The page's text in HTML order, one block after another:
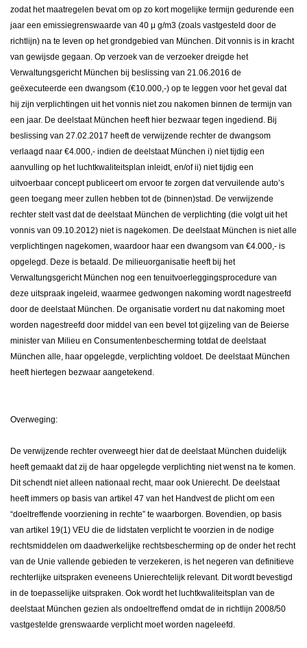
zodat het maatregelen bevat om op zo kort mogelijke termijn gedurende een
jaar een emissiegrenswaarde van 40 μ g/m3 (zoals vastgesteld door de
richtlijn) na te leven op het grondgebied van München. Dit vonnis is in kracht
van gewijsde gegaan. Op verzoek van de verzoeker dreigde het
Verwaltungsgericht München bij beslissing van 21.06.2016 de
geëxecuteerde een dwangsom (€10.000,-) op te leggen voor het geval dat
hij zijn verplichtingen uit het vonnis niet zou nakomen binnen de termijn van
een jaar. De deelstaat München heeft hier bezwaar tegen ingediend. Bij
beslissing van 27.02.2017 heeft de verwijzende rechter de dwangsom
verlaagd naar €4.000,- indien de deelstaat München i) niet tijdig een
aanvulling op het luchtkwaliteitsplan inleidt, en/of ii) niet tijdig een
uitvoerbaar concept publiceert om ervoor te zorgen dat vervuilende auto’s
geen toegang meer zullen hebben tot de (binnen)stad. De verwijzende
rechter stelt vast dat de deelstaat München de verplichting (die volgt uit het
vonnis van 09.10.2012) niet is nagekomen. De deelstaat München is niet alle
verplichtingen nagekomen, waardoor haar een dwangsom van €4.000,- is
opgelegd. Deze is betaald. De milieuorganisatie heeft bij het
Verwaltungsgericht München nog een tenuitvoerleggingsprocedure van
deze uitspraak ingeleid, waarmee gedwongen nakoming wordt nagestreefd
door de deelstaat München. De organisatie vordert nu dat nakoming moet
worden nagestreefd door middel van een bevel tot gijzeling van de Beierse
minister van Milieu en Consumentenbescherming totdat de deelstaat
München alle, haar opgelegde, verplichting voldoet. De deelstaat München
heeft hiertegen bezwaar aangetekend.
Overweging:
De verwijzende rechter overweegt hier dat de deelstaat München duidelijk
heeft gemaakt dat zij de haar opgelegde verplichting niet wenst na te komen.
Dit schendt niet alleen nationaal recht, maar ook Unierecht. De deelstaat
heeft immers op basis van artikel 47 van het Handvest de plicht om een
“doeltreffende voorziening in rechte” te waarborgen. Bovendien, op basis
van artikel 19(1) VEU die de lidstaten verplicht te voorzien in de nodige
rechtsmiddelen om daadwerkelijke rechtsbescherming op de onder het recht
van de Unie vallende gebieden te verzekeren, is het negeren van definitieve
rechterlijke uitspraken eveneens Unierechtelijk relevant. Dit wordt bevestigd
in de toepasselijke uitspraken. Ook wordt het luchtkwaliteitsplan van de
deelstaat München gezien als ondoeltreffend omdat de in richtlijn 2008/50
vastgestelde grenswaarde verplicht moet worden nageleefd.